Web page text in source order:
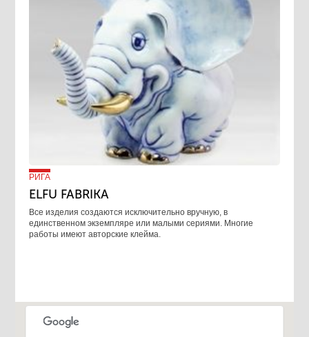
РИГА
ELFU FABRIKA
Все изделия создаются исключительно вручную, в
единственном экземпляре или малыми сериями. Многие
работы имеют авторские клейма.